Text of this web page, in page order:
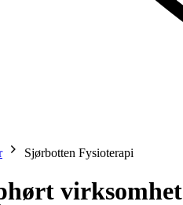
Sjørbotten Fysioterapi
virksomhet